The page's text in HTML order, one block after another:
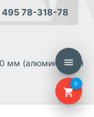
495 78-318-78
menu
shopping_cart
0
мм (алюминиевый